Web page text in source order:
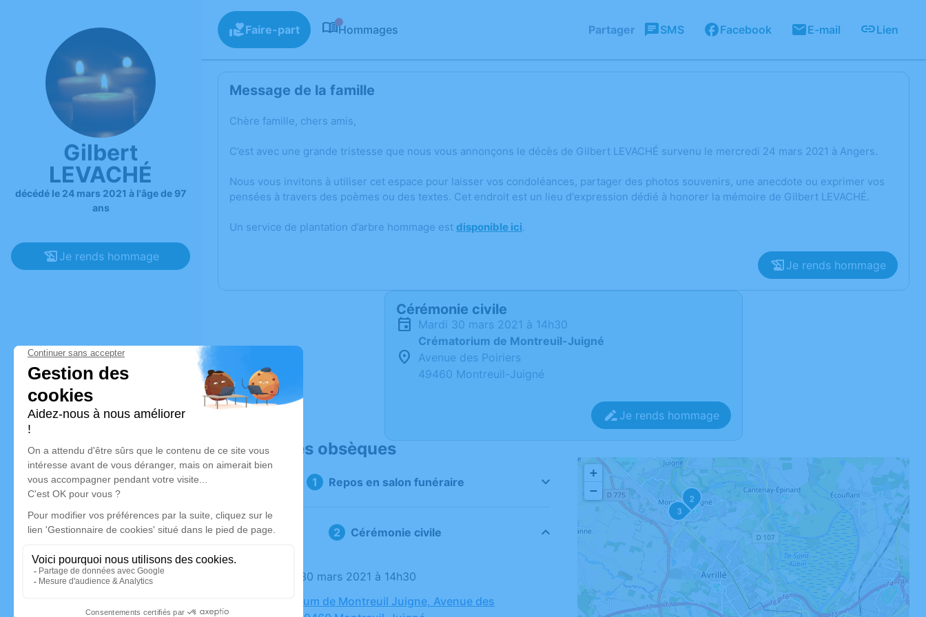
Gilbert
LEVACHÉ
décédé le 24 mars 2021 à l'âge de 97
ans
Je rends hommage
Faire-part Hommages Partager SMS Facebook E-mail Lien
Message de la famille
Chère famille, chers amis,
C’est avec une grande tristesse que nous vous annonçons le décès de Gilbert LEVACHÉ survenu le mercredi 24 mars 2021 à Angers.
Nous vous invitons à utiliser cet espace pour laisser vos condoléances, partager des photos souvenirs, une anecdote ou exprimer vos
pensées à travers des poèmes ou des textes. Cet endroit est un lieu d'expression dédié à honorer la mémoire de Gilbert LEVACHÉ.
Un service de plantation d’arbre hommage est disponible ici.
Je rends hommage
Cérémonie civile
mardi 30 mars 2021 à 14h30
Crématorium de Montreuil-Juigné
Avenue des Poiriers
49460 Montreuil-Juigné
Je rends hommage
Déroulé des obsèques
Repos en salon funéraire
Cérémonie civile
Le mardi 30 mars 2021 à 14h30
Crématorium de Montreuil Juigne, Avenue des
2
3
+
−